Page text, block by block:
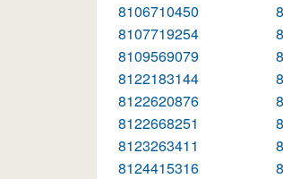
8106710450
8107719254
8109569079
8122183144
8122620876
8122668251
8123263411
8124415316